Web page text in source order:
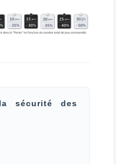
sécurité des